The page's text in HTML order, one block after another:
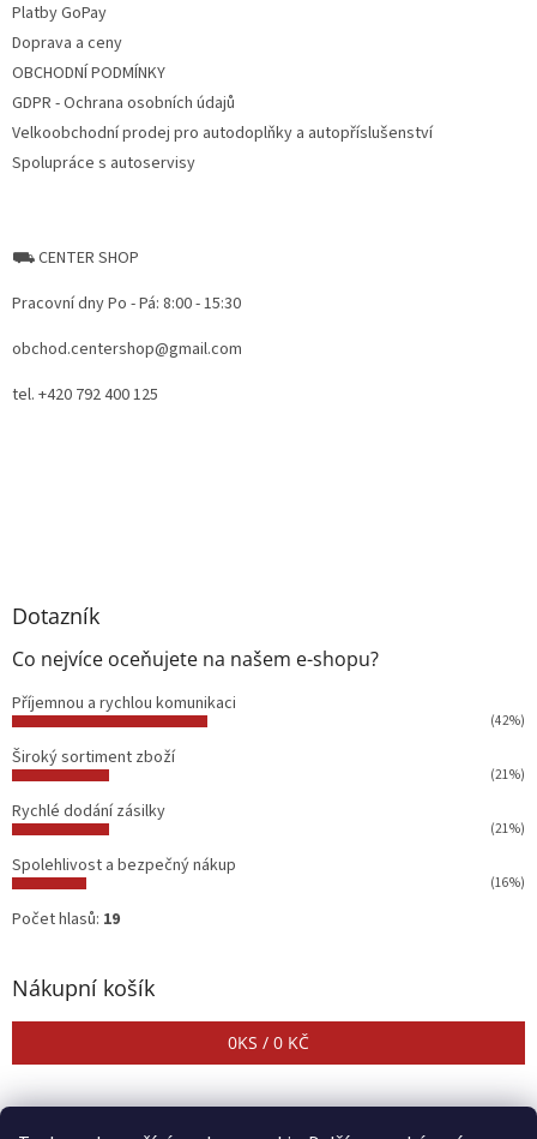
Platby GoPay
Doprava a ceny
OBCHODNÍ PODMÍNKY
GDPR - Ochrana osobních údajů
Velkoobchodní prodej pro autodoplňky a autopříslušenství
Spolupráce s autoservisy
⛟ CENTER SHOP
Pracovní dny Po - Pá: 8:00 - 15:30
obchod.centershop@gmail.com
tel. +420 792 400 125
Dotazník
Co nejvíce oceňujete na našem e-shopu?
Příjemnou a rychlou komunikaci
(42%)
Široký sortiment zboží
(21%)
Rychlé dodání zásilky
(21%)
Spolehlivost a bezpečný nákup
(16%)
Počet hlasů: 19
Nákupní košík
0KS / 0 KČ